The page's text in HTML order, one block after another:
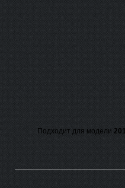
Подходит для модели